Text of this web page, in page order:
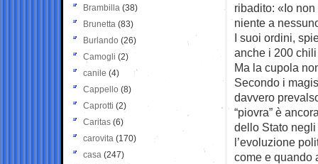
ribadito: «Io
niente a
I suoi ordini,
anche i 200
Ma la cupola
Secondo i
davvero
“piovra” è
dello Stato
l’evoluzione
come e quando
Brambilla (38)
Brunetta (83)
Burlando (26)
Camogli (2)
canile (4)
Cappello (8)
Caprotti (2)
Caritas (6)
carovita (170)
casa (247)